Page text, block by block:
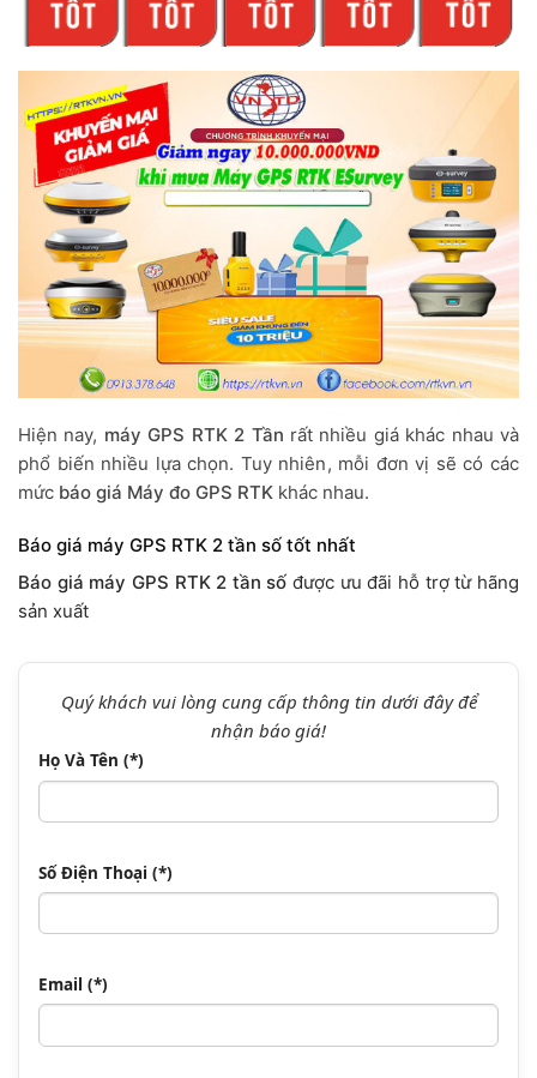
Hiện nay, máy GPS RTK 2 Tần rất nhiều giá khác nhau và
phổ biến nhiều lựa chọn. Tuy nhiên, mỗi đơn vị sẽ có các
mức báo giá Máy đo GPS RTK khác nhau.
Báo giá máy GPS RTK 2 tần số tốt nhất
Báo giá máy GPS RTK 2 tần số được ưu đãi hỗ trợ từ hãng
sản xuất
Quý khách vui lòng cung cấp thông tin dưới đây để
nhận báo giá!
Họ Và Tên (*)
Số Điện Thoại (*)
Email (*)